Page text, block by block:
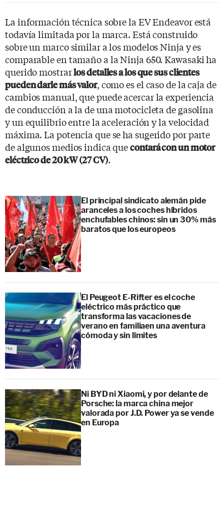
La información técnica sobre la EV Endeavor está
todavía limitada por la marca. Está construido
sobre un marco similar a los modelos Ninja y es
comparable en tamaño a la Ninja 650. Kawasaki ha
querido mostrarlos detalles a los que sus clientes
pueden darle más valor, como es el caso de la caja de
cambios manual, que puede acercar la experiencia
de conducción a la de una motocicleta de gasolina
y un equilibrio entre la aceleración y la velocidad
máxima. La potencia que se ha sugerido por parte
de algunos medios indica quecontará con un motor
eléctrico de 20 kW (27 CV).
El principal sindicato alemán pide
aranceles a los coches híbridos
enchufables chinos: sin un 30% más
baratos que los europeos
El Peugeot E-Rifter es el coche
eléctrico más práctico que
transforma las vacaciones de
verano en familiaen una aventura
cómoda y sin límites
Ni BYD ni Xiaomi, y por delante de
Porsche: la marca china mejor
valorada por J.D. Power ya se vende
en Europa